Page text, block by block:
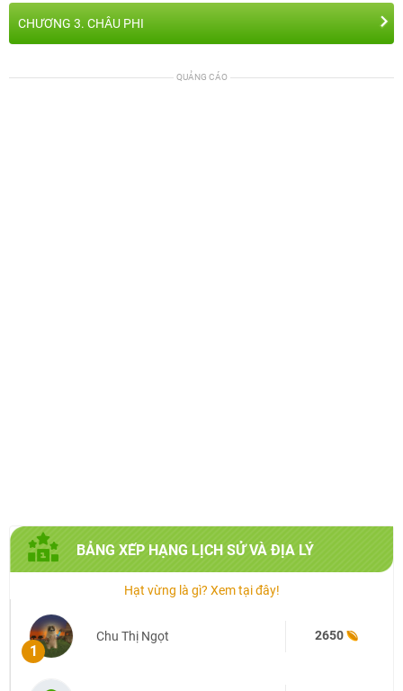
CHƯƠNG 3. CHÂU PHI
QUẢNG CÁO
BẢNG XẾP HẠNG LỊCH SỬ VÀ ĐỊA LÝ
Hạt vừng là gì? Xem tại đây!
1
Chu Thị Ngọt 2650